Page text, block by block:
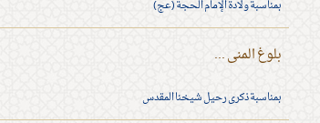
بمناسبة ولادة الإمام الحجة (عج)
بلوغ المنى ...
بمناسبة ذكرى رحيل شيخنا المقدس